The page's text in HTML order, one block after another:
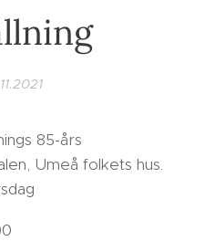
85-års
Umeå folkets hus.